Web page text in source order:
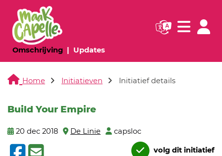
Omschrijving(huidige pagina)
Updates(huidige pagina)
Navigatie
Home Initiatieven Initiatief details
Build Your Empire
20 dec 2018 De Linie capsloc
volg dit initiatief